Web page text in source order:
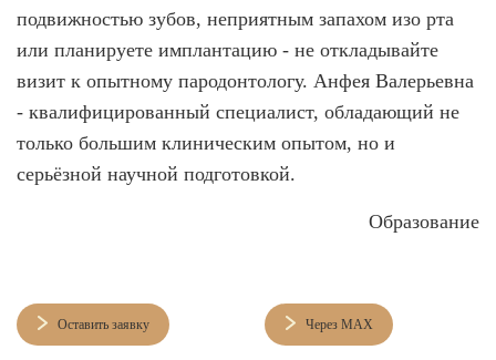
подвижностью зубов, неприятным запахом изо рта
или планируете имплантацию - не откладывайте
визит к опытному пародонтологу. Анфея Валерьевна
- квалифицированный специалист, обладающий не
только большим клиническим опытом, но и
серьёзной научной подготовкой.
Образование
Оставить заявку Через MAX